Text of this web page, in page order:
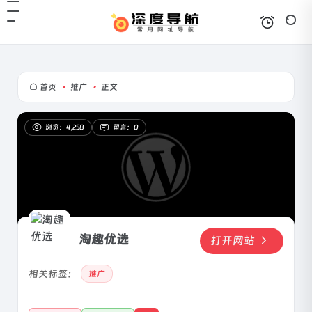
首页 • 推广 • 正文
浏览：4,258 留言：0
淘趣优选 打开网站
相关标签： 推广